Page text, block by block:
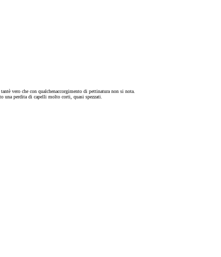
vero che con qualchenaccorgimento di pettinatura non si nota.
una perdita di capelli molto corti, quasi spezzati.